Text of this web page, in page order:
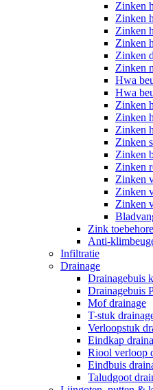
Zinken
Zinken
Zinken
Zinken
Zinken
Zinken
Hwa
Hwa
Zinken
Zinken
Zinken
Zinken
Zinken
Zinken
Zinken
Zinken
Zinken
Zink
Anti-
Infiltratie
Drainage
Drainagebuis
Drainagebuis
Mof drainage
T-stuk
Verloopstuk
Eindkap
Riool verloop
Eindbuis
Taludgoot